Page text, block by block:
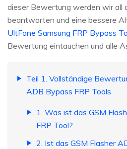
dieser Bewertung werden wir all
beantworten und eine bessere
UltFone Samsung FRP Bypass
Bewertung eintauchen und alle
Teil 1. Vollständige
ADB Bypass FRP Tools
1. Was ist das GSM
FRP Tool?
2. Ist das GSM Flasher